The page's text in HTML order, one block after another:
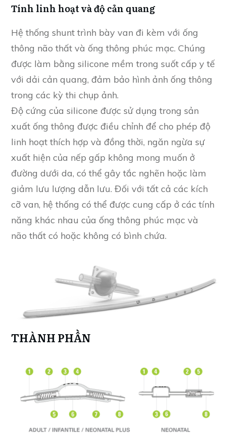
Tính linh hoạt và độ cản quang
Hệ thống shunt trình bày van đi kèm với ống
thông não thất và ống thông phúc mạc. Chúng
được làm bằng silicone mềm trong suốt cấp y tế
với dải cản quang, đảm bảo hình ảnh ống thông
trong các kỳ thi chụp ảnh.
Độ cứng của silicone được sử dụng trong sản
xuất ống thông được điều chỉnh để cho phép độ
linh hoạt thích hợp và đồng thời, ngăn ngừa sự
xuất hiện của nếp gấp không mong muốn ở
đường dưới da, có thể gây tắc nghẽn hoặc làm
giảm lưu lượng dẫn lưu. Đối với tất cả các kích
cỡ van, hệ thống có thể được cung cấp ở các tính
năng khác nhau của ống thông phúc mạc và
não thất có hoặc không có bình chứa.
THÀNH PHẦN